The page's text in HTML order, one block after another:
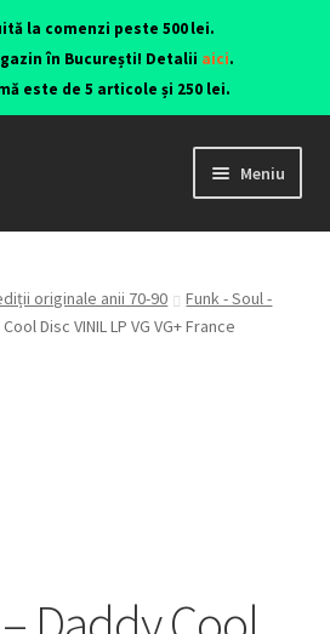
la comenzi peste 500 lei.
în București! Detalii aici.
este de 5 articole și 250 lei.
Meniu
70-90
originale anii 70-90
Funk - Soul -
Disc VINIL LP VG VG+ France